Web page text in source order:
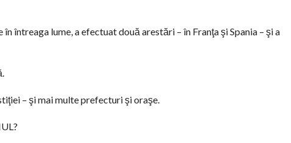
întreaga lume, a efectuat două arestări – în Franţa şi Spania – şi a
– şi mai multe prefecturi şi oraşe.